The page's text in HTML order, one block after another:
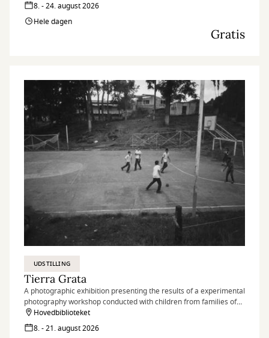
8. - 24. august 2026
Hele dagen
Gratis
UDSTILLING
Tierra Grata
A photographic exhibition presenting the results of a experimental
photography workshop conducted with children from families of
peace signatories and nearby communities in the village of Tierra
Grata, in the Serranía del Perijá region of Colombia.
Hovedbiblioteket
8. - 21. august 2026